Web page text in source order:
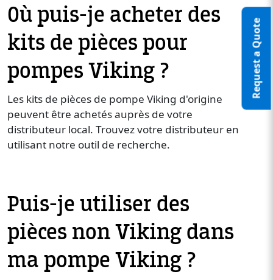
Request a Quote
Où puis-je acheter des
kits de pièces pour
pompes Viking ?
Les kits de pièces de pompe Viking d'origine
peuvent être achetés auprès de votre
distributeur local. Trouvez votre distributeur en
utilisant notre outil de recherche.
Puis-je utiliser des
pièces non Viking dans
ma pompe Viking ?